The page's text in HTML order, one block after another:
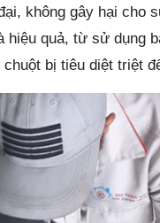
không gây hại cho
hiệu quả, từ sử dụng
bị tiêu diệt triệt